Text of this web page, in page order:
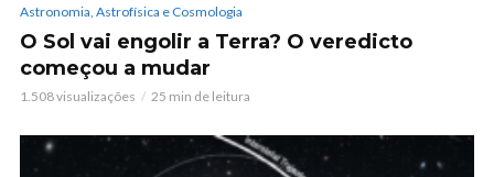
Astronomia, Astrofísica e Cosmologia
O Sol vai engolir a Terra? O veredicto
começou a mudar
1.508 visualizações 25 min de leitura